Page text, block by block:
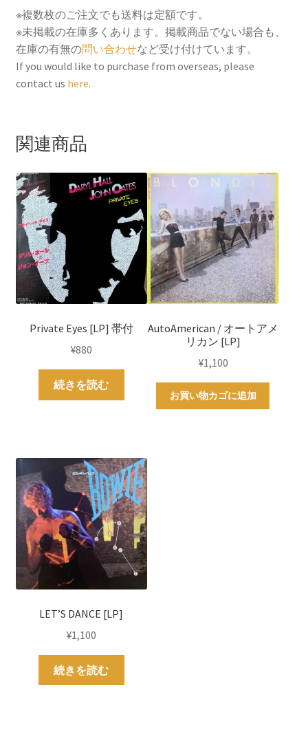
c
e
b
o
o
i
t
t
e
r
a
i
l
n
t
e
r
n
e
※複数枚のご注文でも送料は定額です。
※未掲載の在庫多くあります。掲載商品でない場合も、
在庫の有無の問い合わせなど受け付けています。
If you would like to purchase from overseas, please
contact us here.
関連商品
Private Eyes [LP] 帯付
¥880
続きを読む
AutoAmerican / オートアメ
リカン [LP]
¥1,100
お買い物カゴに追加
LET’S DANCE [LP]
¥1,100
続きを読む